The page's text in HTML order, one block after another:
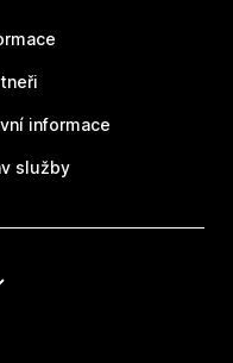
informace
služby